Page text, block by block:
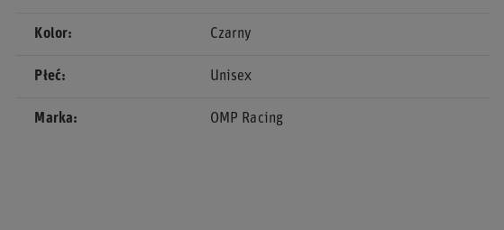
Kolor Czarny
Płeć Unisex
Marka OMP Racing